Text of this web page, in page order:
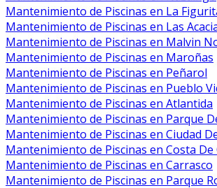
Mantenimiento de Piscinas en La
Mantenimiento de Piscinas en Las
Mantenimiento de Piscinas en Malvin
Mantenimiento de Piscinas en Maroñas
Mantenimiento de Piscinas en Peñarol
Mantenimiento de Piscinas en Pueblo
Mantenimiento de Piscinas en Atlantida
Mantenimiento de Piscinas en Parque
Mantenimiento de Piscinas en Ciudad
Mantenimiento de Piscinas en Costa De
Mantenimiento de Piscinas en Carrasco
Mantenimiento de Piscinas en Parque